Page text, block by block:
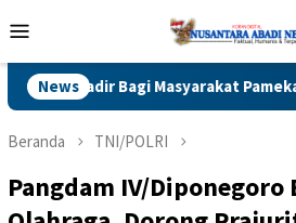
ke
Mobile
NewsPamekasan-Madura
Beranda TNI/POLRI
Pangdam IV/Diponegoro